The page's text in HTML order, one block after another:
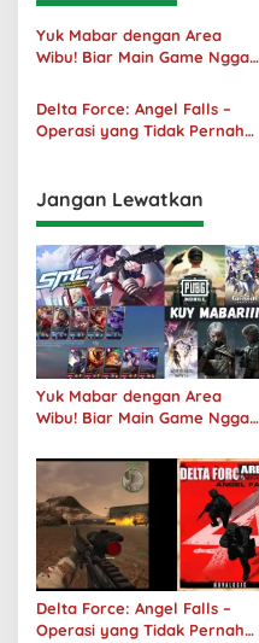
Yuk Mabar dengan Area
Wibu! Biar Main Game Nggak
Delta Force: Angel Falls –
Operasi yang Tidak Pernah
Jangan Lewatkan
Yuk Mabar dengan Area
Wibu! Biar Main Game Nggak
Delta Force: Angel Falls –
Operasi yang Tidak Pernah